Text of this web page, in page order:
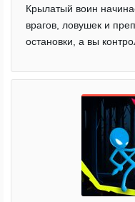
Крылатый воин
врагов, ловушек и
остановки, а вы